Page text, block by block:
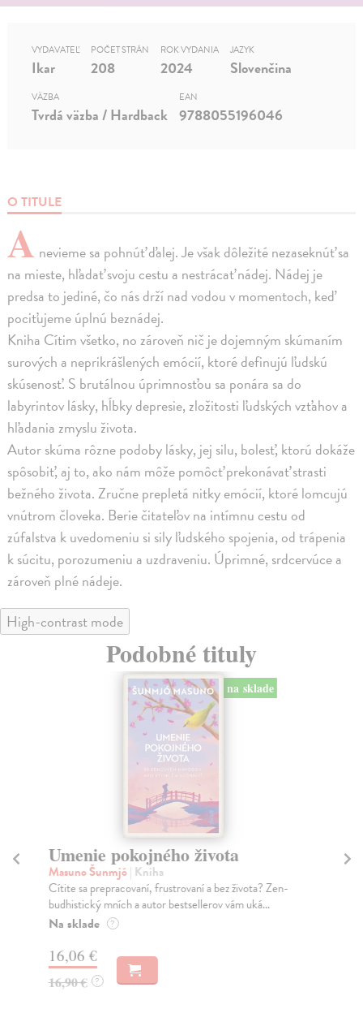
O TITULE
A nevieme sa pohnúť ďalej. Je však dôležité nezaseknúť sa
na mieste, hľadať svoju cestu a nestrácať nádej. Nádej je
predsa to jediné, čo nás drží nad vodou v momentoch, keď
pociťujeme úplnú beznádej.
Kniha Cítim všetko, no zároveň nič je dojemným skúmaním
surových a neprikrášlených emócií, ktoré definujú ľudskú
skúsenosť. S brutálnou úprimnosťou sa ponára sa do
labyrintov lásky, hĺbky depresie, zložitosti ľudských vzťahov a
hľadania zmyslu života.
Autor skúma rôzne podoby lásky, jej silu, bolesť, ktorú dokáže
spôsobiť, aj to, ako nám môže pomôcť prekonávať strasti
bežného života. Zručne prepletá nitky emócií, ktoré lomcujú
vnútrom človeka. Berie čitateľov na intímnu cestu od
zúfalstva k uvedomeniu si sily ľudského spojenia, od trápenia
k súcitu, porozumeniu a uzdraveniu. Úprimné, srdcervúce a
zároveň plné nádeje.
VYDAVATEĽ
Ikar
POČET STRÁN
208
ROK VYDANIA
2024
JAZYK
Slovenčina
VÄZBA
Tvrdá väzba / Hardback
EAN
9788055196046
High-contrast mode
Podobné tituly
na sklade
Umenie pokojného života
Masuno Šunmjó| Kniha
Cítite sa prepracovaní, frustrovaní a bez života? Zen-
budhistický mních a autor bestsellerov vám uká...
Na sklade ?
16,06 €
16,90 € ?